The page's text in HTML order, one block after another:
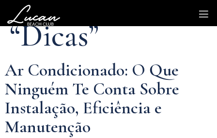
“Dicas”
Ar Condicionado: O Que
Ninguém Te Conta Sobre
Instalação, Eficiência e
Manutenção